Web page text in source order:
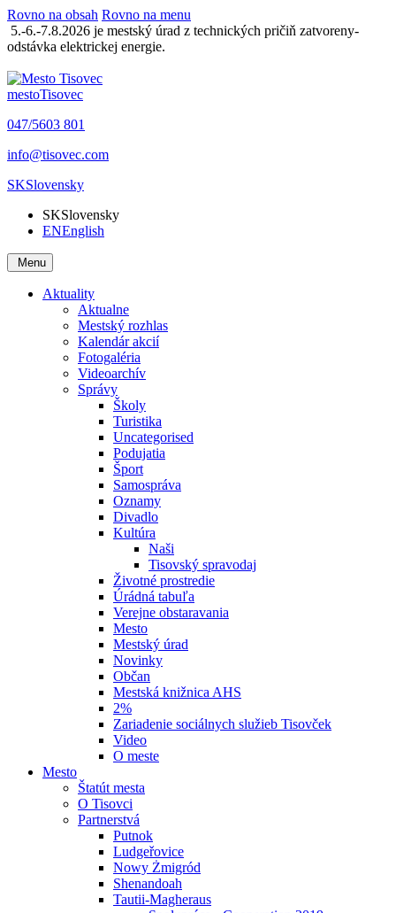
Rovno na obsah Rovno na menu
5.-6.-7.8.2026 je mestský úrad z technických pričiň zatvoreny-
odstávka elektrickej energie.
mestoTisovec
047/5603 801
info@tisovec.com
SKSlovensky
SKSlovensky
ENEnglish
Menu
Aktuality
Aktualne
Mestský rozhlas
Kalendár akcií
Fotogaléria
Videoarchív
Správy
Školy
Turistika
Uncategorised
Podujatia
Šport
Samospráva
Oznamy
Divadlo
Kultúra
Naši
Tisovský spravodaj
Životné prostredie
Úrádná tabuľa
Verejne obstaravania
Mesto
Mestský úrad
Novinky
Občan
Mestská knižnica AHS
2%
Zariadenie sociálnych služieb Tisovček
Video
O meste
Mesto
Štatút mesta
O Tisovci
Partnerstvá
Putnok
Ludgeřovice
Nowy Żmigród
Shenandoah
Tautii-Magheraus